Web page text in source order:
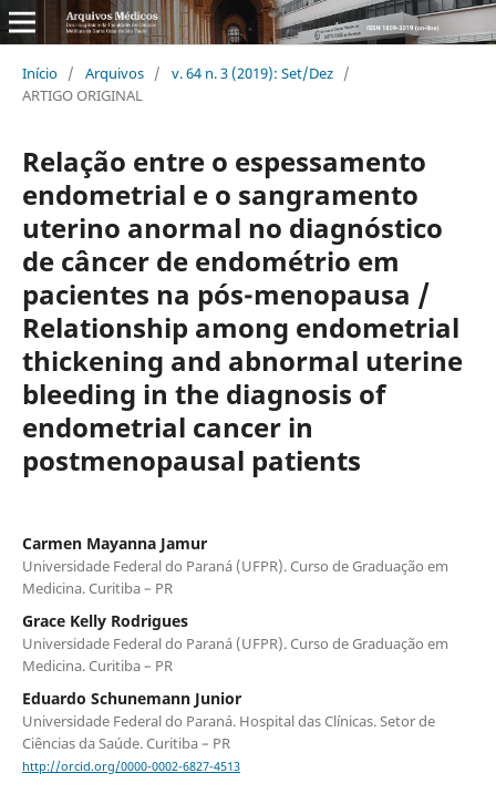
Início / Arquivos / v. 64 n. 3 (2019): Set/Dez /
ARTIGO ORIGINAL
Relação entre o espessamento
endometrial e o sangramento
uterino anormal no diagnóstico
de câncer de endométrio em
pacientes na pós-menopausa /
Relationship among endometrial
thickening and abnormal uterine
bleeding in the diagnosis of
endometrial cancer in
postmenopausal patients
Carmen Mayanna Jamur
Universidade Federal do Paraná (UFPR). Curso de Graduação em
Medicina. Curitiba – PR
Grace Kelly Rodrigues
Universidade Federal do Paraná (UFPR). Curso de Graduação em
Medicina. Curitiba – PR
Eduardo Schunemann Junior
Universidade Federal do Paraná. Hospital das Clí­nicas. Setor de
Ciências da Saúde. Curitiba – PR
http://orcid.org/0000-0002-6827-4513